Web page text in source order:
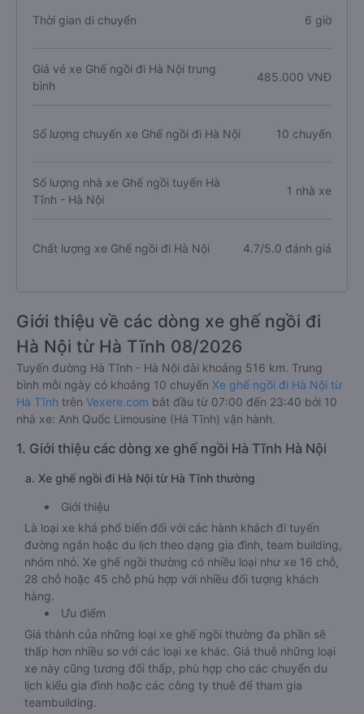
Thời gian di chuyển 6 giờ
Giá vé xe Ghế ngồi đi Hà Nội trung
bình
485.000 VNĐ
Số lượng chuyến xe Ghế ngồi đi Hà Nội 10 chuyến
Số lượng nhà xe Ghế ngồi tuyến Hà
Tĩnh - Hà Nội
1 nhà xe
Chất lượng xe Ghế ngồi đi Hà Nội 4.7/5.0 đánh giá
Giới thiệu về các dòng xe ghế ngồi đi
Hà Nội từ Hà Tĩnh 08/2026
Tuyến đường Hà Tĩnh - Hà Nội dài khoảng 516 km. Trung
bình mỗi ngày có khoảng 10 chuyến Xe ghế ngồi đi Hà Nội từ
Hà Tĩnh trên Vexere.com bắt đầu từ 07:00 đến 23:40 bởi 10
nhà xe: Anh Quốc Limousine (Hà Tĩnh) vận hành.
1. Giới thiệu các dòng xe ghế ngồi Hà Tĩnh Hà Nội
a. Xe ghế ngồi đi Hà Nội từ Hà Tĩnh thường
Giới thiệu
Là loại xe khá phổ biến đối với các hành khách đi tuyến
đường ngắn hoặc du lịch theo dạng gia đình, team building,
nhóm nhỏ. Xe ghế ngồi thường có nhiều loại như xe 16 chỗ,
28 chỗ hoặc 45 chỗ phù hợp với nhiều đối tượng khách
hàng.
Ưu điểm
Giá thành của những loại xe ghế ngồi thường đa phần sẽ
thấp hơn nhiều so với các loại xe khác. Giá thuê những loại
xe này cũng tương đối thấp, phù hợp cho các chuyến du
lịch kiểu gia đình hoặc các công ty thuê để tham gia
teambuilding.